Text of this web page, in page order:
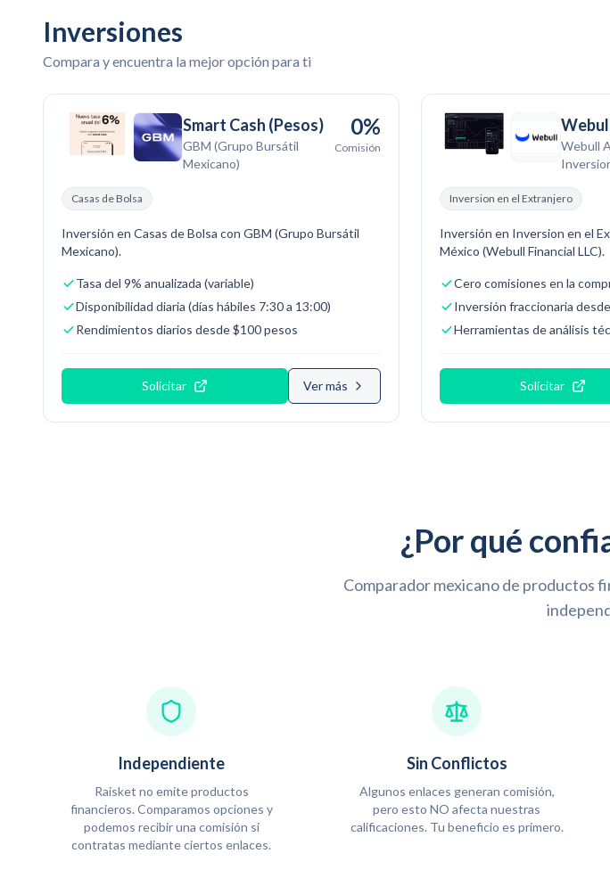
Inversiones
Compara y encuentra la mejor opción para ti
Smart Cash (Pesos)
GBM (Grupo Bursátil
Mexicano)
0%
Comisión
Casas de Bolsa
Inversión en Casas de Bolsa con GBM (Grupo Bursátil
Mexicano).
Tasa del 9% anualizada (variable)
Disponibilidad diaria (días hábiles 7:30 a 13:00)
Rendimientos diarios desde $100 pesos
Solicitar Ver más
Webull
Inversion en el Extranjero
Inversión en Inversion en el
México (Webull Financial LLC).
Cero comisiones en la
ETFs
Inversión fraccionaria
Herramientas de análisis
Solicitar
¿Por qué
Comparador mexicano de productos
Independiente
Raisket no emite productos
financieros. Comparamos opciones y
podemos recibir una comisión si
contratas mediante ciertos enlaces.
Sin Conflictos
Algunos enlaces generan comisión,
pero esto NO afecta nuestras
calificaciones. Tu beneficio es primero.